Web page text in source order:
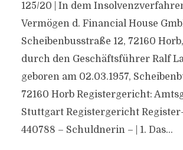
125/20 | In dem
Vermögen d. Financial House
Scheibenbusstraße 12, 72160
durch den Geschäftsführer Ralf
geboren am 02.03.1957,
72160 Horb Registergericht:
Stuttgart Registergericht
440788 – Schuldnerin – | 1. Das...